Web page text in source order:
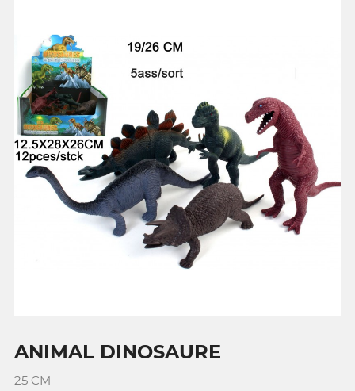
ANIMAL DINOSAURE
25 CM